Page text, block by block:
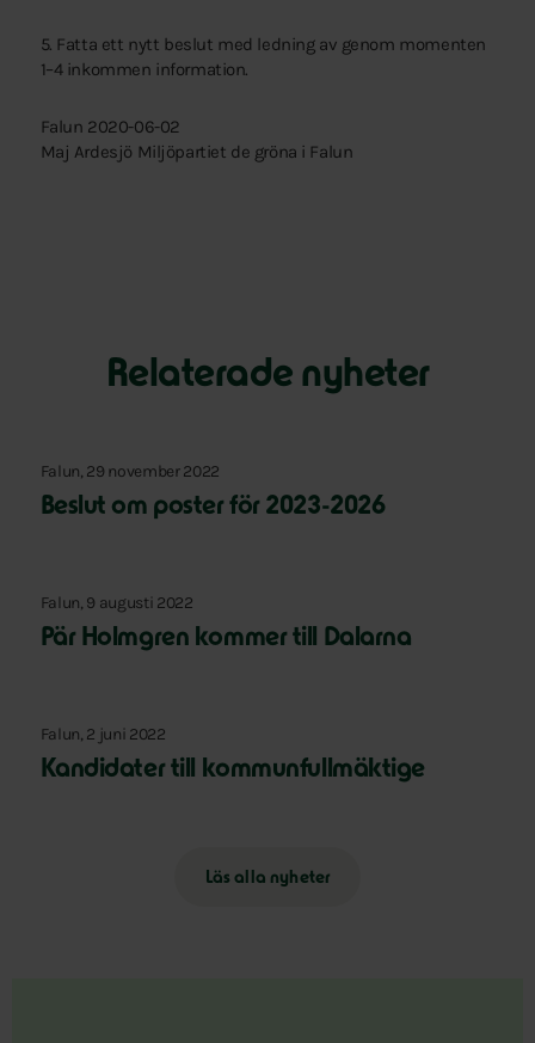
5. Fatta ett nytt beslut med ledning av genom momenten
1–4 inkommen information.
Falun 2020-06-02
Maj Ardesjö Miljöpartiet de gröna i Falun
Relaterade nyheter
Falun, 29 november 2022
Beslut om poster för 2023-2026
Falun, 9 augusti 2022
Pär Holmgren kommer till Dalarna
Falun, 2 juni 2022
Kandidater till kommunfullmäktige
Läs alla nyheter